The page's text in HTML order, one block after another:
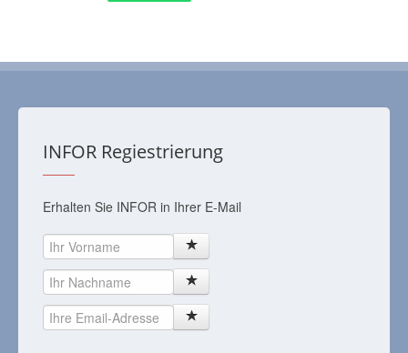
INFOR Regiestrierung
Erhalten Sie INFOR in Ihrer E-Mail